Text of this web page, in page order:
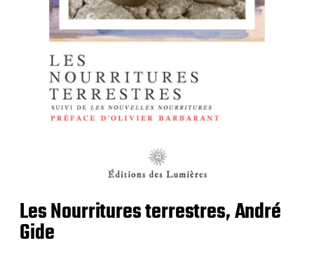
Les Nourritures terrestres, André
Gide